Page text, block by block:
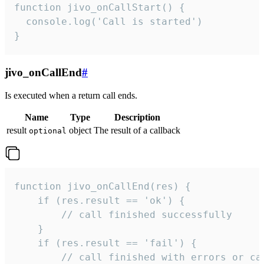
function jivo_onCallStart() {
  console.log('Call is started')
}
jivo_onCallEnd#
Is executed when a return call ends.
Name Type
Description
result optional object The result of a callback
function jivo_onCallEnd(res) {
    if (res.result == 'ok') {
        // call finished successfully
    }
    if (res.result == 'fail') {
// call finished with errors or